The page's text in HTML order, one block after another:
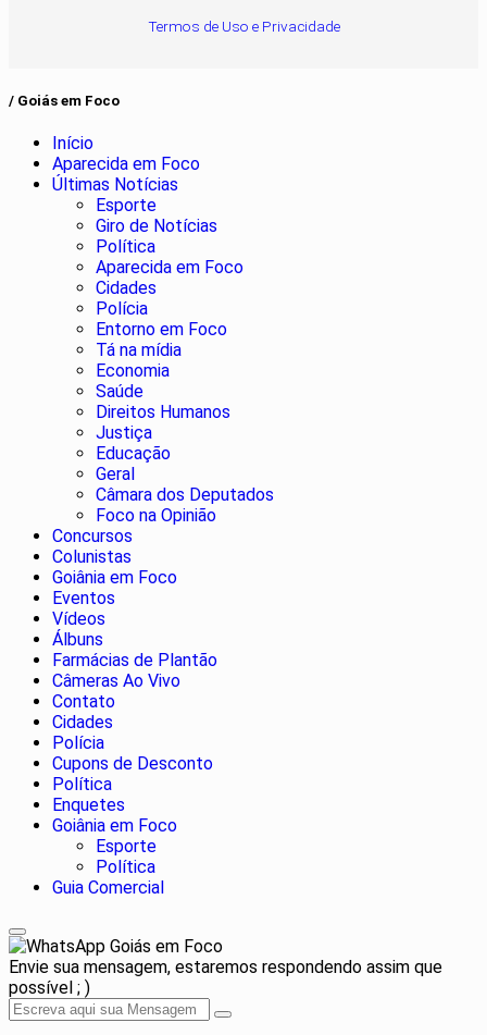
Termos de Uso e Privacidade
/ Goiás em Foco
Início
Aparecida em Foco
Últimas Notícias
Esporte
Giro de Notícias
Política
Aparecida em Foco
Cidades
Polícia
Entorno em Foco
Tá na mídia
Economia
Saúde
Direitos Humanos
Justiça
Educação
Geral
Câmara dos Deputados
Foco na Opinião
Concursos
Colunistas
Goiânia em Foco
Eventos
Vídeos
Álbuns
Farmácias de Plantão
Câmeras Ao Vivo
Contato
Cidades
Polícia
Cupons de Desconto
Política
Enquetes
Goiânia em Foco
Esporte
Política
Guia Comercial
Goiás em Foco
Envie sua mensagem, estaremos respondendo assim que
possível ; )